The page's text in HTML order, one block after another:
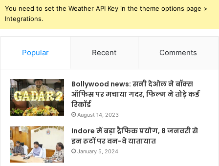
You need to set the Weather API Key in the theme options page >
Integrations.
Popular Recent Comments
Bollywood news: सनी देओल ने बॉक्स
ऑफिस पर मचाया गदर, फिल्म ने तोड़े कई
रिकॉर्ड
August 14, 2023
Indore में बड़ा ट्रैफिक प्रयोग, 8 जनवरी से
इन रूटों पर वन-वे यातायात
January 5, 2024